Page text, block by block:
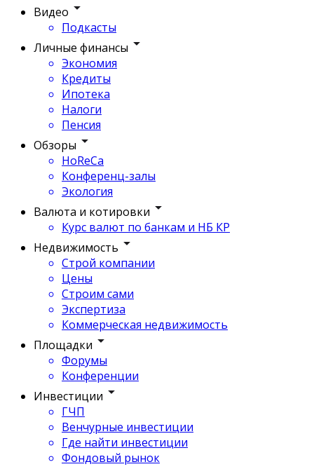
Видео
Подкасты
Личные финансы
Экономия
Кредиты
Ипотека
Налоги
Пенсия
Обзоры
HoReCa
Конференц-залы
Экология
Валюта и котировки
Курс валют по банкам и НБ КР
Недвижимость
Строй компании
Цены
Строим сами
Экспертиза
Коммерческая недвижимость
Площадки
Форумы
Конференции
Инвестиции
ГЧП
Венчурные инвестиции
Где найти инвестиции
Фондовый рынок